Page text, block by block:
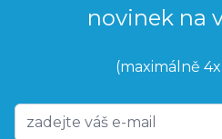
novinek na
(maximálně